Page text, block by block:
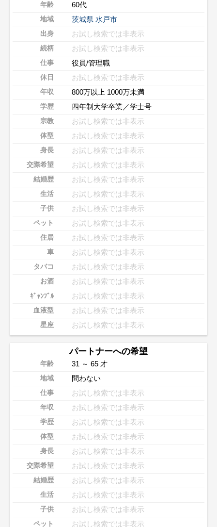
年齢 60代
地域 茨城県 水戸市
出身 お試し検索では非表示
続柄 お試し検索では非表示
仕事 役員/管理職
休日 お試し検索では非表示
年収 800万以上 1000万未満
学歴 四年制大学卒業／学士号
宗教 お試し検索では非表示
体型 お試し検索では非表示
身長 お試し検索では非表示
交際希望 お試し検索では非表示
結婚歴 お試し検索では非表示
生活 お試し検索では非表示
子供 お試し検索では非表示
ペット お試し検索では非表示
住居 お試し検索では非表示
車 お試し検索では非表示
タバコ お試し検索では非表示
お酒 お試し検索では非表示
ｷﾞｬﾝﾌﾞﾙ お試し検索では非表示
血液型 お試し検索では非表示
星座 お試し検索では非表示
パートナーへの希望
年齢 31 ～ 65 才
地域 問わない
仕事 お試し検索では非表示
年収 お試し検索では非表示
学歴 お試し検索では非表示
体型 お試し検索では非表示
身長 お試し検索では非表示
交際希望 お試し検索では非表示
結婚歴 お試し検索では非表示
生活 お試し検索では非表示
子供 お試し検索では非表示
ペット お試し検索では非表示